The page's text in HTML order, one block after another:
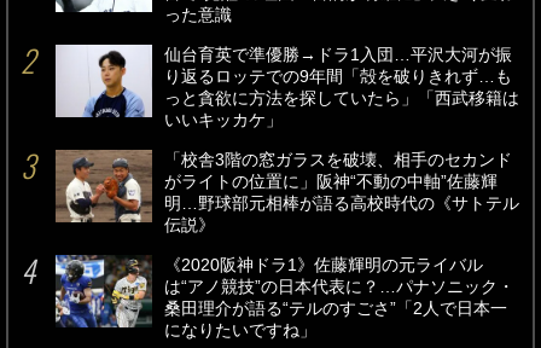
った意識
仙台育英で準優勝→ドラ1入団…平沢大河が振
り返るロッテでの9年間「殻を破りきれず…も
っと貪欲に方法を探していたら」「西武移籍は
いいキッカケ」
「校舎3階の窓ガラスを破壊、相手のセカンド
がライトの位置に」阪神“不動の中軸”佐藤輝
明…野球部元相棒が語る高校時代の《サトテル
伝説》
《2020阪神ドラ1》佐藤輝明の元ライバル
は“アノ競技”の日本代表に？…パナソニック・
桑田理介が語る“テルのすごさ”「2人で日本一
になりたいですね」